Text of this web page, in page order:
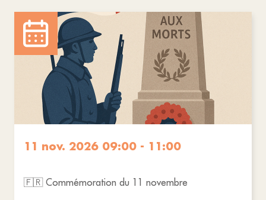
11 nov. 2026 09:00 - 11:00
🇫🇷 Commémoration du 11 novembre